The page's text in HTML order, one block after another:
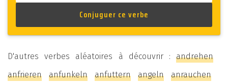
D'autres verbes aléatoires à découvrir : andrehen
anfrieren
anfunkeln anfuttern angeln
anrauchen